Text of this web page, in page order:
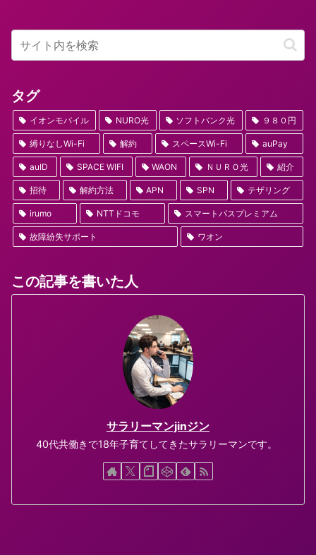
タグ
イオンモバイル NURO光 ソフトバンク光 ９８０円
縛りなしWi-Fi 解約 スペースWi-Fi auPay
auID SPACE WIFI WAON ＮＵＲＯ光 紹介
招待 解約方法 APN SPN テザリング
irumo NTTドコモ スマートパスプレミアム
故障紛失サポート ワオン
この記事を書いた人
サラリーマンjinジン
40代共働きで18年子育てしてきたサラリーマンです。